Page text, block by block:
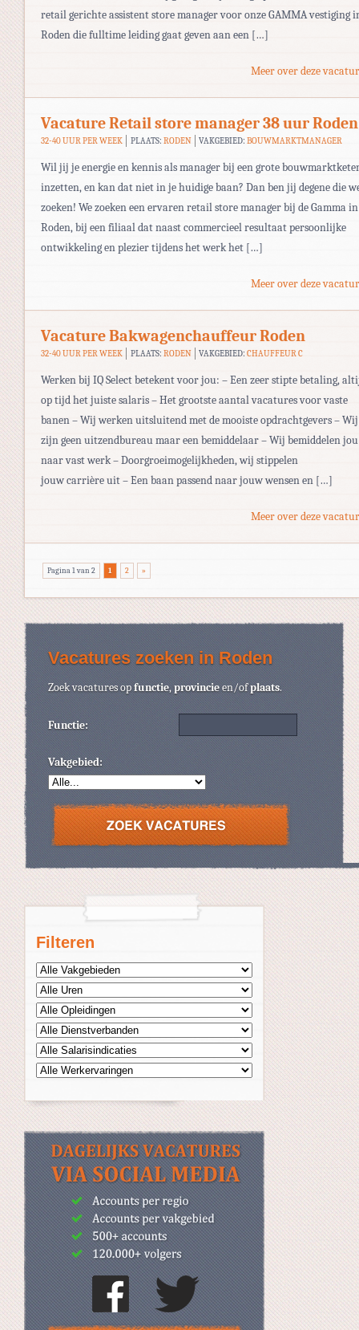
Filteren
retail gerichte assistent store manager voor onze GAMMA vestiging
Roden die fulltime leiding gaat geven aan een […]
Meer over deze
Vacature Retail store manager 38 uur Roden
32-40 UUR PER WEEK PLAATS: RODEN VAKGEBIED:BOUWMARKTMANAGER
Wil jij je energie en kennis als manager bij een grote
inzetten, en kan dat niet in je huidige baan? Dan ben jij degene die
zoeken! We zoeken een ervaren retail store manager bij de Gamma in
Roden, bij een filiaal dat naast commercieel resultaat persoonlijke
ontwikkeling en plezier tijdens het werk het […]
Meer over deze
Vacature Bakwagenchauffeur Roden
32-40 UUR PER WEEK PLAATS: RODEN VAKGEBIED:CHAUFFEUR C
Werken bij IQ Select betekent voor jou: – Een zeer stipte betaling,
op tijd het juiste salaris – Het grootste aantal vacatures voor vaste
banen – Wij werken uitsluitend met de mooiste opdrachtgevers – Wij
zijn geen uitzendbureau maar een bemiddelaar – Wij bemiddelen jou
naar vast werk – Doorgroeimogelijkheden, wij stippelen
jouw carrière uit – Een baan passend naar jouw wensen en […]
Meer over deze
Pagina 1 van 2 1 2 »
Vacatures zoeken in Roden
Zoek vacatures opfunctie,provincieen/ofplaats.
Functie:
Vakgebied: